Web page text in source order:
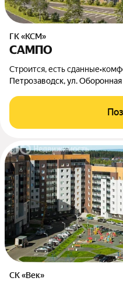
ГК «КСМ»
САМПО
Строится, есть сданные•
Петрозаводск, ул.
СК «Век»